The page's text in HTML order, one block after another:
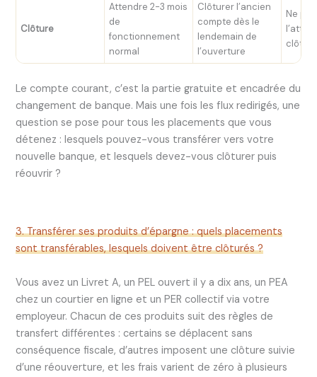
Clôture
Attendre 2-3 mois
de
fonctionnement
normal
Clôturer l’ancien
compte dès le
lendemain de
l’ouverture
Ne
Le compte courant, c’est la partie gratuite et encadrée du
changement de banque. Mais une fois les flux redirigés, une
question se pose pour tous les placements que vous
détenez : lesquels pouvez-vous transférer vers votre
nouvelle banque, et lesquels devez-vous clôturer puis
réouvrir ?
3. Transférer ses produits d’épargne : quels placements
sont transférables, lesquels doivent être clôturés ?
Vous avez un Livret A, un PEL ouvert il y a dix ans, un PEA
chez un courtier en ligne et un PER collectif via votre
employeur. Chacun de ces produits suit des règles de
transfert différentes : certains se déplacent sans
conséquence fiscale, d’autres imposent une clôture suivie
d’une réouverture, et les frais varient de zéro à plusieurs